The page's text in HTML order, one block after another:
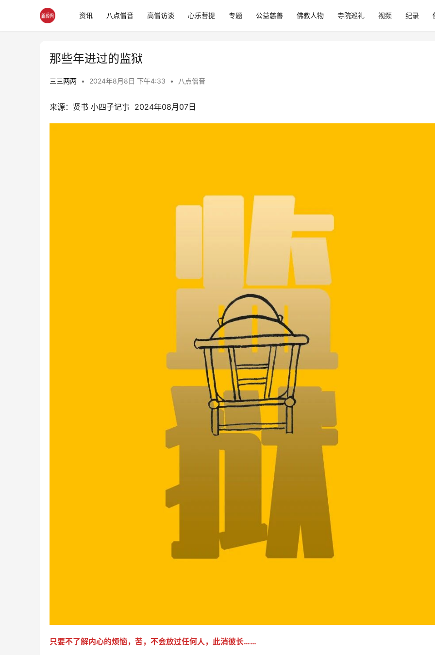
资讯 八点僧音 高僧访谈 心乐菩提 专题 公益慈善 佛教人物 寺院巡礼 视频 纪录
那些年进过的监狱
三三两两 • 2024年8月8日 下午4:33 • 八点僧音
来源：贤书 小四子记事  2024年08月07日
只要不了解内心的烦恼，苦，不会放过任何人，此消彼长……